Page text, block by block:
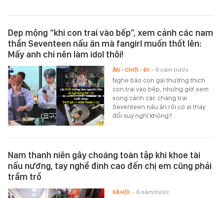
Dẹp mộng “khi con trai vào bếp”, xem cảnh các nam
thần Seventeen nấu ăn mà fangirl muốn thốt lên:
Mấy anh chỉ nên làm idol thôi!
Nghe bảo con gái thường thích
con trai vào bếp, nhưng giờ xem
xong cảnh các chàng trai
Seventeen nấu ăn rồi có ai thay
đổi suy nghĩ không?
ĂN - CHƠI - ĐI - 6 năm trước
Nam thanh niên gây choáng toàn tập khi khoe tài
nấu nướng, tay nghề đỉnh cao đến chị em cũng phải
trầm trồ
XÃ HỘI - 6 năm trước